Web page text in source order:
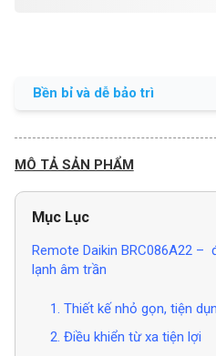
Bền bỉ và dễ bảo trì
MÔ TẢ SẢN PHẨM
Mục Lục
Remote Daikin BRC086A22
lạnh âm trần
1. Thiết kế nhỏ gọn, tiện
2. Điều khiển từ xa tiện lợi